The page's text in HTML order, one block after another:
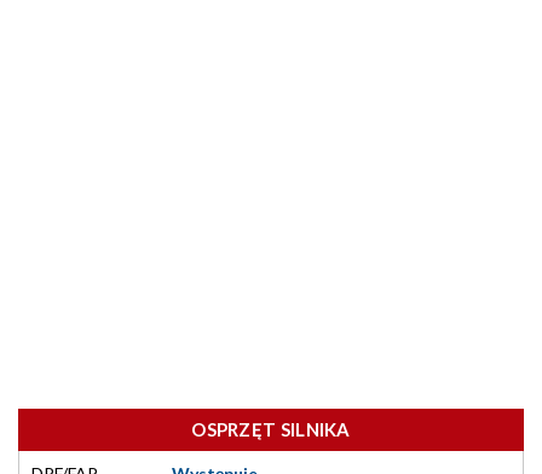
OSPRZĘT SILNIKA